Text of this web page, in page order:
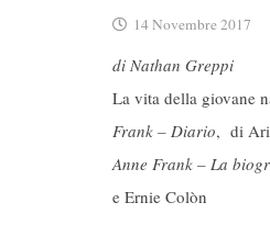
14 Novembre 2017
di Nathan Greppi
La vita della giovane
Frank – Diario, di Ari
Anne Frank – La
e Ernie Colòn